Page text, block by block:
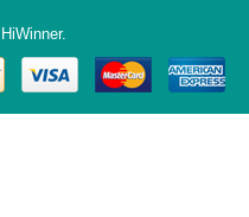
HiWinner.